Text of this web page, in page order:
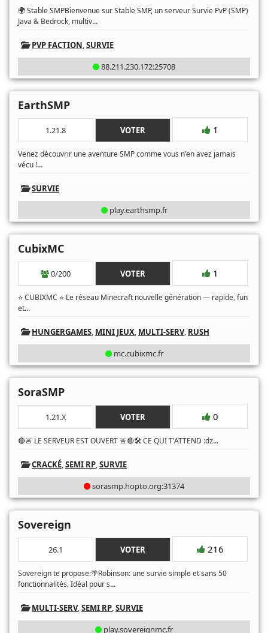
🌍 Stable SMPBienvenue sur Stable SMP, un serveur Survie PvP (SMP)
Java & Bedrock, multiv...
PVP FACTION,SURVIE
88.211.230.172:25708
EarthSMP
1.21.8 VOTER 1
Venez découvrir une aventure SMP comme vous n'en avez jamais
vécu !...
SURVIE
play.earthsmp.fr
CubixMC
0/200 VOTER 1
⭐ CUBIXMC ⭐ Le réseau Minecraft nouvelle génération — rapide, fun
et...
HUNGERGAMES, MINI JEUX, MULTI-SERV, RUSH
mc.cubixmc.fr
SoraSMP
1.21.X VOTER 0
🔴🚨 LE SERVEUR EST OUVERT 🚨🔴🛠️ CE QUI T'ATTEND :ǳ...
CRACKÉ,SEMI RP,SURVIE
sorasmp.hopto.org:31374
Sovereign
26.1 VOTER 216
Sovereign te propose:🌴Robinson: une survie simple et sans 50
fonctionnalités. Idéal pour s...
MULTI-SERV,SEMI RP,SURVIE
play.sovereignmc.fr